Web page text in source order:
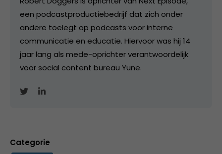
een podcastproductiebedrijf dat zich onder
andere toelegt op podcasts voor interne
communicatie en educatie. Hiervoor was hij 14
jaar lang als mede-oprichter verantwoordelijk
voor social content bureau Yune.
Categorie